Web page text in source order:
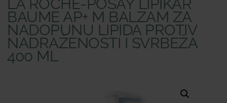
LA ROCHE-POSAY LIPIKAR
BAUME AP+ M BALZAM ZA
NADOPUNU LIPIDA PROTIV
NADRAŽENOSTI I SVRBEŽA
400 ML